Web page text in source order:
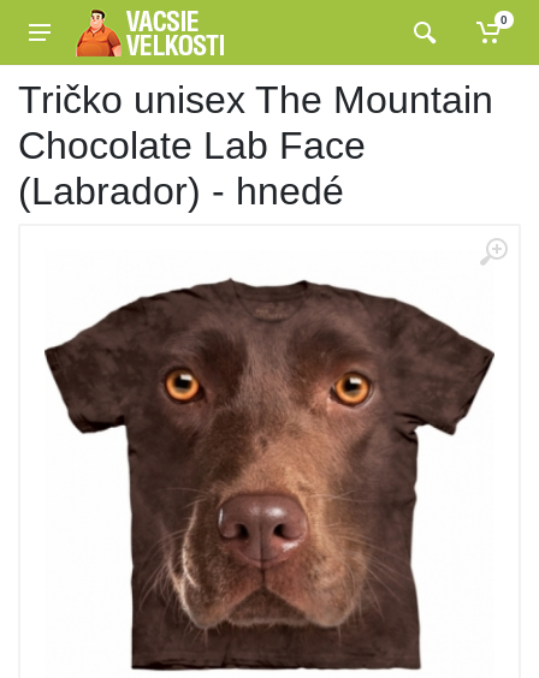
0
Tričko unisex The Mountain
Chocolate Lab Face
(Labrador) - hnedé